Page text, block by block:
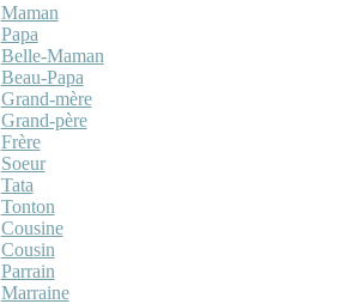
Maman
Papa
Belle-Maman
Beau-Papa
Grand-mère
Grand-père
Frère
Soeur
Tata
Tonton
Cousine
Cousin
Parrain
Marraine